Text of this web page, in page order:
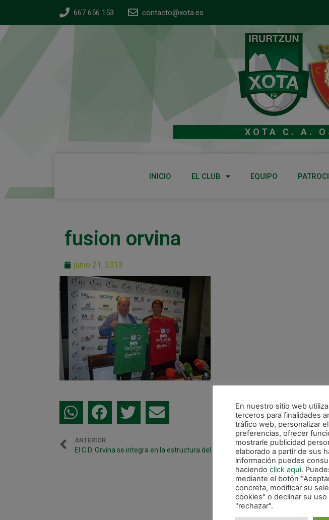
667 656 153 contacto@xota.es
XOTA C. A.
INICIO EL CLUB EQUIPO
fusion orvina
junio 21, 2013
ANTERIOR
El C.D. Orvina se integra en la estructura del C.D. Xota
En nuestro sitio web
terceros para finalidades
tráfico web, personalizar
preferencias, ofrecer
mostrarle publicidad
elaborado a partir de sus
información puedes
haciendo click aqui.
mediante el botón
concreta, modificar su
cookies" o declinar su
"rechazar".